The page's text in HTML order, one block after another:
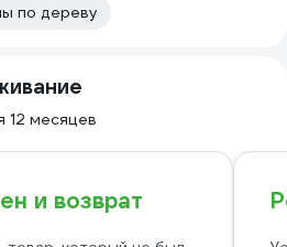
по дереву
12 месяцев
и возврат